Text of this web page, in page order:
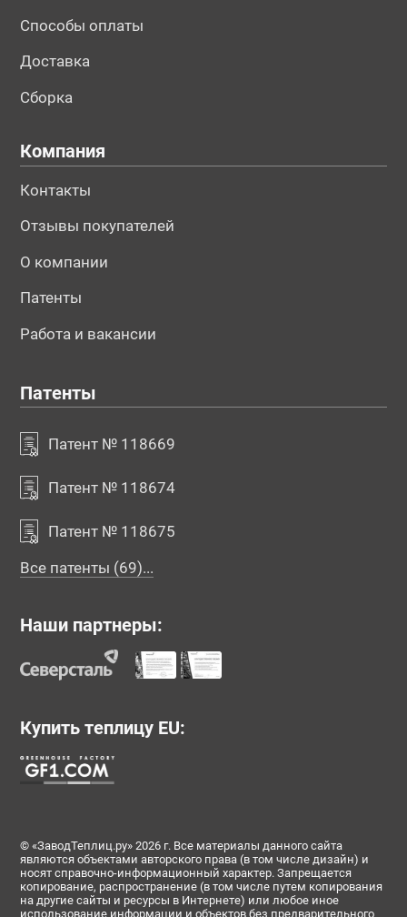
Способы оплаты
Доставка
Сборка
Компания
Контакты
Отзывы покупателей
О компании
Патенты
Работа и вакансии
Патенты
Патент № 118669
Патент № 118674
Патент № 118675
Все патенты (69)...
Наши партнеры:
Купить теплицу EU:
© «ЗаводТеплиц.ру» 2026 г. Все материалы данного сайта
являются объектами авторского права (в том числе дизайн) и
носят справочно-информационный характер. Запрещается
копирование, распространение (в том числе путем копирования
на другие сайты и ресурсы в Интернете) или любое иное
использование информации и объектов без предварительного